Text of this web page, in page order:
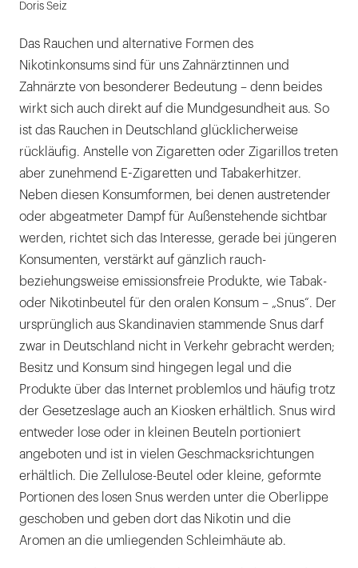
Doris Seiz
Das Rauchen und alternative Formen des
Nikotinkonsums sind für uns Zahnärztinnen und
Zahnärzte von besonderer Bedeutung – denn beides
wirkt sich auch direkt auf die Mundgesundheit aus. So
ist das Rauchen in Deutschland glücklicherweise
rückläufig. Anstelle von Zigaretten oder Zigarillos treten
aber zunehmend E-Zigaretten und Tabakerhitzer.
Neben diesen Konsumformen, bei denen austretender
oder abgeatmeter Dampf für Außenstehende sichtbar
werden, richtet sich das Interesse, gerade bei jüngeren
Konsumenten, verstärkt auf gänzlich rauch-
beziehungsweise emissionsfreie Produkte, wie Tabak-
oder Nikotinbeutel für den oralen Konsum – „Snus“. Der
ursprünglich aus Skandinavien stammende Snus darf
zwar in Deutschland nicht in Verkehr gebracht werden;
Besitz und Konsum sind hingegen legal und die
Produkte über das Internet problemlos und häufig trotz
der Gesetzeslage auch an Kiosken erhältlich. Snus wird
entweder lose oder in kleinen Beuteln portioniert
angeboten und ist in vielen Geschmacksrichtungen
erhältlich. Die Zellulose-Beutel oder kleine, geformte
Portionen des losen Snus werden unter die Oberlippe
geschoben und geben dort das Nikotin und die
Aromen an die umliegenden Schleimhäute ab.